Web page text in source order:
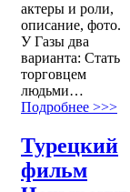
актеры и роли,
описание, фото.
У Газы два
варианта: Стать
торговцем
людьми…
Подробнее >>>
Турецкий
фильм